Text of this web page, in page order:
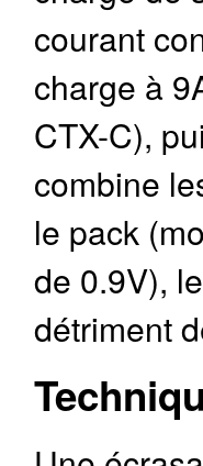
courant
charge à
CTX-C),
combine
le pack
de 0.9V),
détriment